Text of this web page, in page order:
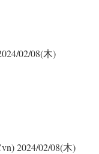
02/08(木)
2024/02/08(木)